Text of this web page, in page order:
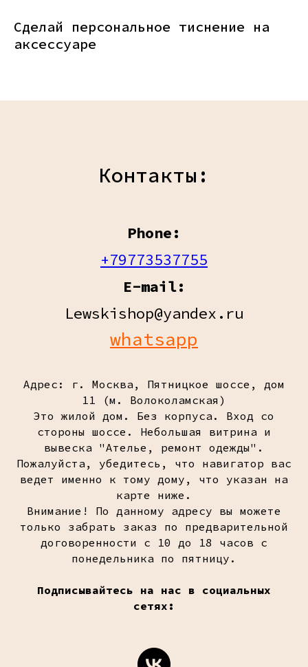
Сделай персональное тиснение на
аксессуаре
Контакты:
Phone:
+79773537755
E-mail:
Lewskishop@yandex.ru
whatsapp
Адрес: г. Москва, Пятницкое шоссе, дом
11 (м. Волоколамская)
Это жилой дом. Без корпуса. Вход со
стороны шоссе. Небольшая витрина и
вывеска "Ателье, ремонт одежды".
Пожалуйста, убедитесь, что навигатор вас
ведет именно к тому дому, что указан на
карте ниже.
Внимание! По данному адресу вы можете
только забрать заказ по предварительной
договоренности с 10 до 18 часов с
понедельника по пятницу.
Подписывайтесь на нас в социальных
сетях: